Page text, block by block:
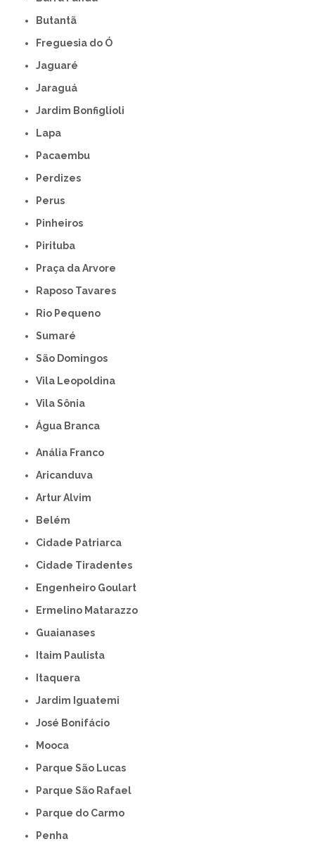
Butantã
Freguesia do Ó
Jaguaré
Jaraguá
Jardim Bonfiglioli
Lapa
Pacaembu
Perdizes
Perus
Pinheiros
Pirituba
Praça da Arvore
Raposo Tavares
Rio Pequeno
Sumaré
São Domingos
Vila Leopoldina
Vila Sônia
Água Branca
Anália Franco
Aricanduva
Artur Alvim
Belém
Cidade Patriarca
Cidade Tiradentes
Engenheiro Goulart
Ermelino Matarazzo
Guaianases
Itaim Paulista
Itaquera
Jardim Iguatemi
José Bonifácio
Mooca
Parque São Lucas
Parque São Rafael
Parque do Carmo
Penha